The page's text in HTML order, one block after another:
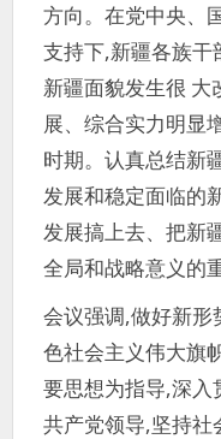
方向。在党中央、
支持下,新疆各族干
新疆面貌发生很
展、综合实力明显
时期。认真总结新
发展和稳定面临的
发展搞上去、把新
全局和战略意义的
会议强调,做好新
色社会主义伟大旗
要思想为指导,深入
共产党领导,坚持